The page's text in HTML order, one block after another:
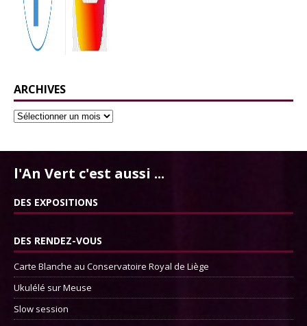
ARCHIVES
l'An Vert c'est aussi ...
DES EXPOSITIONS
DES RENDEZ-VOUS
Carte Blanche au Conservatoire Royal de Liège
Ukulélé sur Meuse
Slow session